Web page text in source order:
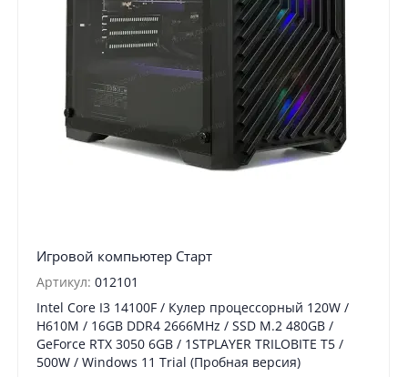
Игровой компьютер Старт
Артикул: 012101
Intel Core I3 14100F / Кулер процессорный 120W /
H610M / 16GB DDR4 2666MHz / SSD M.2 480GB /
GeForce RTX 3050 6GB / 1STPLAYER TRILOBITE T5 /
500W / Windows 11 Trial (Пробная версия)